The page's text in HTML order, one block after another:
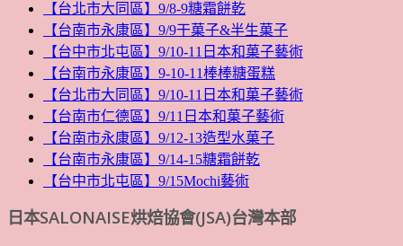
【台北市大同區】9/8-9糖霜餅乾
【台南市永康區】9/9干菓子&半生菓子
【台中市北屯區】9/10-11日本和菓子藝術
【台南市永康區】9-10-11棒棒糖蛋糕
【台北市大同區】9/10-11日本和菓子藝術
【台南市仁德區】9/11日本和菓子藝術
【台南市永康區】9/12-13造型水菓子
【台南市永康區】9/14-15糖霜餅乾
【台中市北屯區】9/15Mochi藝術
日本SALONAISE烘焙協會(JSA)台灣本部